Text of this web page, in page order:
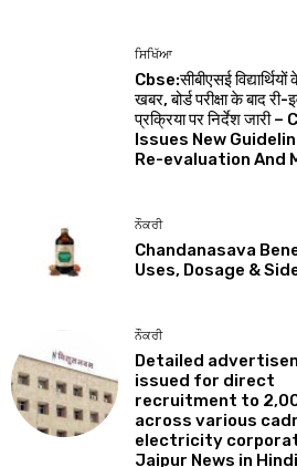
ਸਿਖਿੱਆ
Cbse:सीबीएसई
खबर, बोर्ड परीक्षा के बाद
प्रक्रिया पर निर्देश जारी –
Issues New
Re-evaluation And
ਨੌਕਰੀ
Chandanasava
Uses, Dosage &
ਨੌਕਰੀ
Detailed
issued for direct
recruitment to
across various
electricity
Jaipur News in Hindi